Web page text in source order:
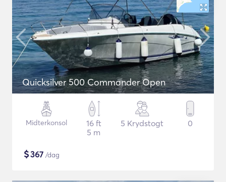
Quicksilver 500 Commander Open
Midterkonsol
16 ft
5 m
5 Krydstogt 0
$367 /dag